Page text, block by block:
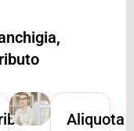
Aliquota